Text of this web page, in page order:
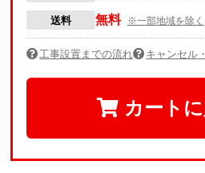
送料 無料 ※一部地域を除く
工事設置までの流れ キャンセル
カート